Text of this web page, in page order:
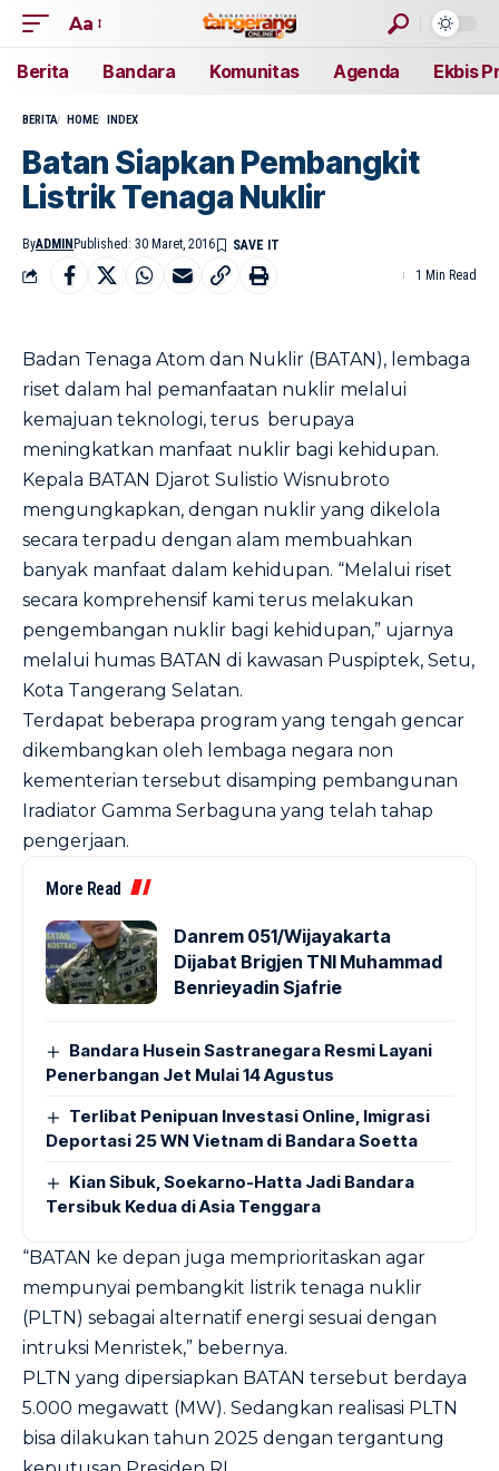
Aa
Berita Bandara Komunitas Agenda Ekbis
BERITA HOME INDEX
Batan Siapkan Pembangkit
Listrik Tenaga Nuklir
ByADMIN Published: 30 Maret, 2016
1 Min Read
Badan Tenaga Atom dan Nuklir (BATAN), lembaga
riset dalam hal pemanfaatan nuklir melalui
kemajuan teknologi, terus berupaya
meningkatkan manfaat nuklir bagi kehidupan.
Kepala BATAN Djarot Sulistio Wisnubroto
mengungkapkan, dengan nuklir yang dikelola
secara terpadu dengan alam membuahkan
banyak manfaat dalam kehidupan. “Melalui riset
secara komprehensif kami terus melakukan
pengembangan nuklir bagi kehidupan,” ujarnya
melalui humas BATAN di kawasan Puspiptek, Setu,
Kota Tangerang Selatan.
Terdapat beberapa program yang tengah gencar
dikembangkan oleh lembaga negara non
kementerian tersebut disamping pembangunan
Iradiator Gamma Serbaguna yang telah tahap
pengerjaan.
More Read
Danrem 051/Wijayakarta
Dijabat Brigjen TNI Muhammad
Benrieyadin Sjafrie
Bandara Husein Sastranegara Resmi Layani
Penerbangan Jet Mulai 14 Agustus
Terlibat Penipuan Investasi Online, Imigrasi
Deportasi 25 WN Vietnam di Bandara Soetta
Kian Sibuk, Soekarno-Hatta Jadi Bandara
Tersibuk Kedua di Asia Tenggara
“BATAN ke depan juga memprioritaskan agar
mempunyai pembangkit listrik tenaga nuklir
(PLTN) sebagai alternatif energi sesuai dengan
intruksi Menristek,” bebernya.
PLTN yang dipersiapkan BATAN tersebut berdaya
5.000 megawatt (MW). Sedangkan realisasi PLTN
bisa dilakukan tahun 2025 dengan tergantung